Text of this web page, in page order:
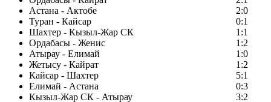
Астана - Актобе
2:0
Туран - Кайсар
0:1
Шахтер - Кызыл-Жар СК
1:1
Ордабасы - Женис
1:2
Атырау - Елимай
1:0
Жетысу - Кайрат
1:2
Кайсар - Шахтер
5:1
Елимай - Астана
0:3
Кызыл-Жар СК - Атырау
3:2